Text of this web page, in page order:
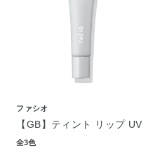
ファシオ
【GB】ティント リップ UV
全3色